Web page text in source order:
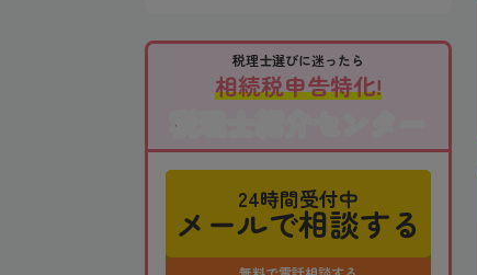
税理士選びに迷ったら
相続税申告特化!
税理士紹介センター
24時間受付中
メールで相談する